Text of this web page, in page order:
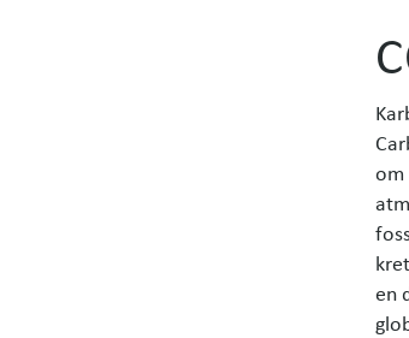
om
en